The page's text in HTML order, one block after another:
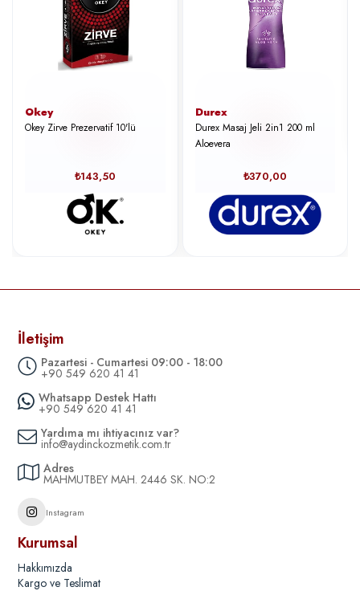
Okey
Okey Zirve Prezervatif 10'lü
₺143,50
Durex
Durex Masaj Jeli 2in1 200 ml
Aloevera
₺370,00
İletişim
Pazartesi - Cumartesi 09:00 - 18:00
+90 549 620 41 41
Whatsapp Destek Hattı
+90 549 620 41 41
Yardıma mı ihtiyacınız var?
info@aydinckozmetik.com.tr
Adres
MAHMUTBEY MAH. 2446 SK. NO:2
Instagram
Kurumsal
Hakkımızda
Kargo ve Teslimat